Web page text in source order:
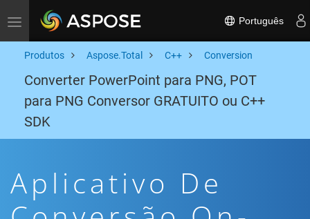
Toggle navigation Português
Produtos Aspose.Total C++ Conversion
Converter PowerPoint para PNG, POT
para PNG Conversor GRATUITO ou C++
SDK
Aplicativo De